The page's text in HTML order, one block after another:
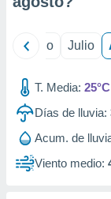
mediante
publicidad
publicidad
Junio Julio
T. Media: 25°C
Días de lluvia:
Acum. de
Viento medio: